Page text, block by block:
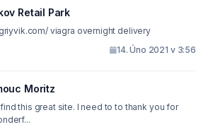
Retail Park
viagrapills http://viagriyvik.com/ viagra overnight delivery
14. Úno 2021 v 3:56
Moritz
site. I need to to thank you for